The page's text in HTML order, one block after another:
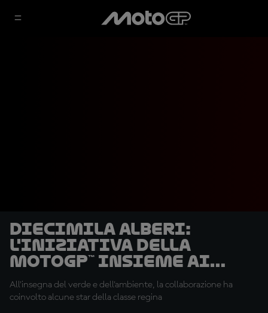
Diecimila alberi:
l'iniziativa della
MotoGP™ insieme ai
bambini di Mandalika
All'insegna del verde e dell'ambiente, la collaborazione ha
coinvolto alcune star della classe regina